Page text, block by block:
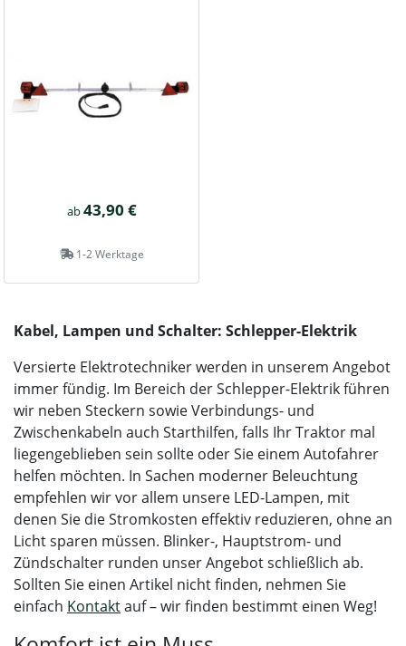
ab43,90 €
1-2 Werktage
Kabel, Lampen und Schalter: Schlepper-Elektrik
Versierte Elektrotechniker werden in unserem Angebot
immer fündig. Im Bereich der Schlepper-Elektrik führen
wir neben Steckern sowie Verbindungs- und
Zwischenkabeln auch Starthilfen, falls Ihr Traktor mal
liegengeblieben sein sollte oder Sie einem Autofahrer
helfen möchten. In Sachen moderner Beleuchtung
empfehlen wir vor allem unsere LED-Lampen, mit
denen Sie die Stromkosten effektiv reduzieren, ohne an
Licht sparen müssen. Blinker-, Hauptstrom- und
Zündschalter runden unser Angebot schließlich ab.
Sollten Sie einen Artikel nicht finden, nehmen Sie
einfach Kontaktauf – wir finden bestimmt einen Weg!